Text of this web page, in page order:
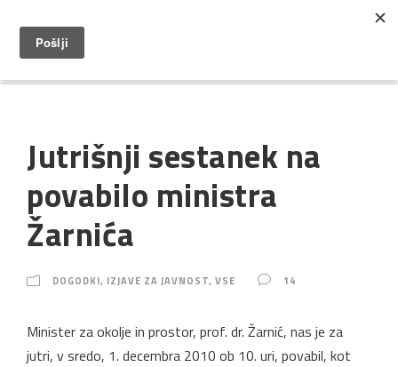
Jutrišnji sestanek na
povabilo ministra
Žarnića
DOGODKI, IZJAVE ZA JAVNOST, VSE 14
Minister za okolje in prostor, prof. dr. Žarnić, nas je za
jutri, v sredo, 1. decembra 2010 ob 10. uri, povabil, kot